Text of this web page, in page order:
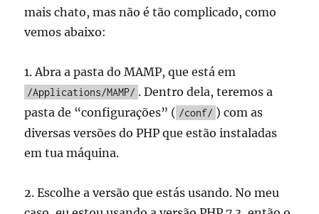
mais chato, mas não é tão complicado, como
vemos abaixo:
1. Abra a pasta do MAMP, que está em
/Applications/MAMP/ . Dentro dela, teremos a
pasta de “configurações” ( /conf/ ) com as
diversas versões do PHP que estão instaladas
em tua máquina.
2. Escolhe a versão que estás usando. No meu